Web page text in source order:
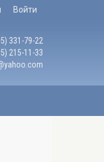
Войти
331-79-22
215-11-33